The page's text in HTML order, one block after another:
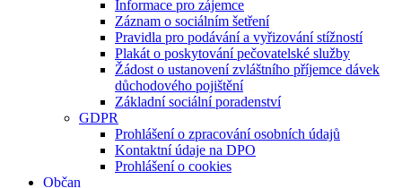
Informace pro zájemce
Záznam o sociálním šetření
Pravidla pro podávání a vyřizování stížností
Plakát o poskytování pečovatelské služby
Žádost o ustanovení zvláštního příjemce dávek
důchodového pojištění
Základní sociální poradenství
GDPR
Prohlášení o zpracování osobních údajů
Kontaktní údaje na DPO
Prohlášení o cookies
Občan